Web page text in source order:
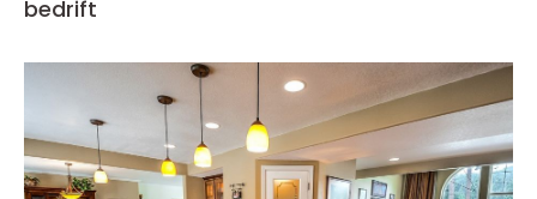
bedrift